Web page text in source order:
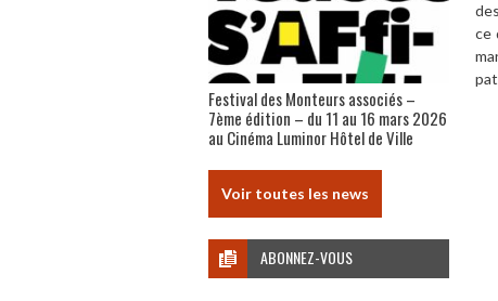
ce
Festival des Monteurs associés –
7ème édition – du 11 au 16 mars 2026
au Cinéma Luminor Hôtel de Ville
Voir toutes les news
ABONNEZ-VOUS